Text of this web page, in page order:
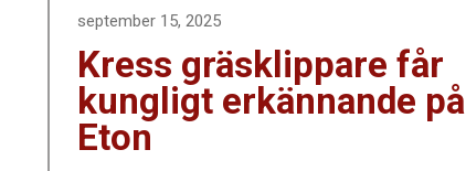
september 15, 2025
Kress gräsklippare får
kungligt erkännande på
Eton